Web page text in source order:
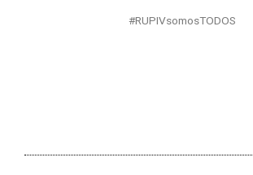
#RUPIVsomosTODOS